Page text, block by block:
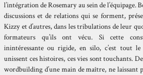
l’intégration de Rosemary au sein de l’équipage.
discussions et de relations qui se forment,
Kizzy et d’autres, dans les tribulations de leur
formateurs qu’ils ont vécu. Si cette
inintéressante ou rigide, en silo, c’est tout
unissent ces histoires, ces vies sont touchants.
wordbuilding d’une main de maître, ne laissant